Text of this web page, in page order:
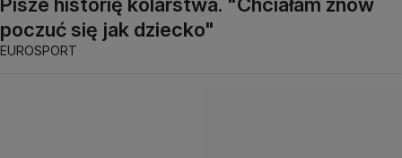
poczuć się jak dziecko"
EUROSPORT